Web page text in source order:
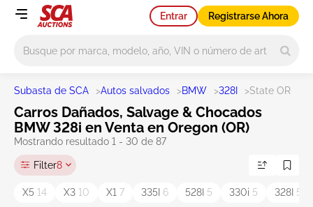
Entrar Registrarse Ahora
Subasta de SCA >Autos salvados >BMW >328I >State OR
Carros Dañados, Salvage & Chocados
BMW 328i en Venta en Oregon (OR)
Mostrando resultado 1 - 30 de 87
Filter8
X5 14 X3 10 X1 7 335I 6 528I 5 330i 5 328I 5